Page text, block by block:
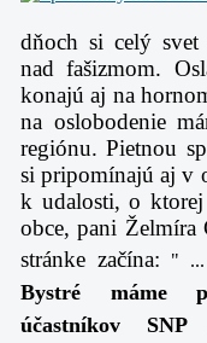
dňoch si celý
nad fašizmom.
konajú aj na
na oslobodenie
regiónu. Pietnou
si pripomínajú aj v
k udalosti, o ktorej
obce, pani Želmíra
stránke začína: " ...
Bystré máme
účastníkov